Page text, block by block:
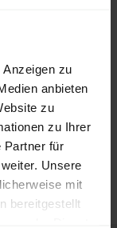
zu
anbieten
zu
zu Ihrer
Partner für
Unsere
mit
bereitgestellt
Mai
2026
in Deutschland
-Seite